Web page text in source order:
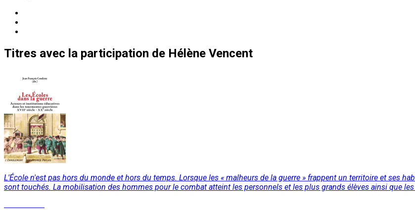
Titres avec la participation de Hélène Vencent
L'École n'est pas hors du monde et hors du temps. Lorsque les « malheurs de la guerre » frappent un territoire et ses
sont touchés. La mobilisation des hommes pour le combat atteint les personnels et les plus grands élèves ainsi que